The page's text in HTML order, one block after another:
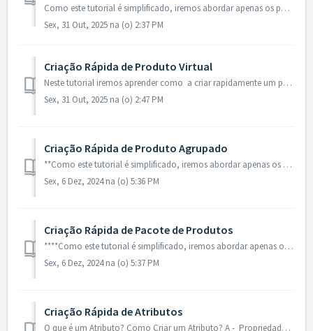
Como este tutorial é simplificado, iremos abordar apenas os pontos principais da criação do Produto, demonstrando apenas o preenchimento dos atributos básic...
Sex, 31 Out, 2025 na (o) 2:37 PM
Criação Rápida de Produto Virtual
Neste tutorial iremos aprender como a criar rapidamente um produto virtual **Como este tutorial é simplificado, iremos abordar apenas os pontos princip...
Sex, 31 Out, 2025 na (o) 2:47 PM
Criação Rápida de Produto Agrupado
**Como este tutorial é simplificado, iremos abordar apenas os pontos principais da criação do Produto, demonstrando apenas o preenchimento dos atributos bás...
Sex, 6 Dez, 2024 na (o) 5:36 PM
Criação Rápida de Pacote de Produtos
****Como este tutorial é simplificado, iremos abordar apenas os pontos principais da criação do Produto, demonstrando apenas o preenchimento dos atributos b...
Sex, 6 Dez, 2024 na (o) 5:37 PM
Criação Rápida de Atributos
O que é um Atributo? Como Criar um Atributo? A - Propriedades do Atributo 3.B - Propriedades do Front-end Gerenciar Descrição/Opções Attribute Images ...